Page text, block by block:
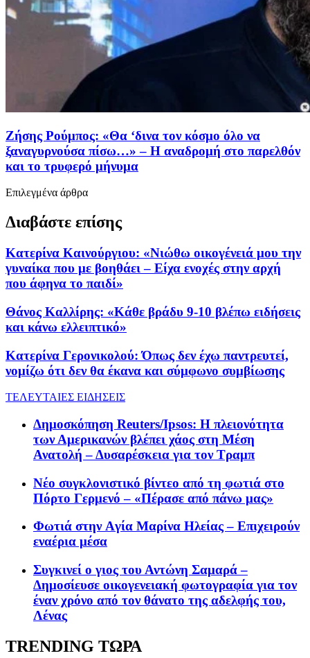
Ζήσης Ρούμπος: «Θα ‘δινα τον κόσμο όλο να
ξαναγυρνούσα πίσω…» – Η αναδρομή στο παρελθόν
και το τρυφερό μήνυμα
Επιλεγμένα άρθρα
Διαβάστε επίσης
Κατερίνα Καινούργιου: «Νιώθω οικογένειά μου την
γυναίκα που με βοηθάει – Είχα ενοχές στην αρχή
που άφηνα το παιδί»
Θάνος Καλλίρης: «Κάθε βράδυ 9-10 βλέπω ειδήσεις
και κάνω ελλειπτικό»
Κατερίνα Γερονικολού: Όπως δεν έχω παντρευτεί,
νομίζω ότι δεν θα έκανα και σύμφωνο συμβίωσης
ΤΕΛΕΥΤΑΙΕΣ ΕΙΔΗΣΕΙΣ
Δημοσκόπηση Reuters/Ipsos: Η πλειονότητα
των Αμερικανών βλέπει χάος στη Μέση
Ανατολή – Δυσαρέσκεια για τον Τραμπ
Νέο συγκλονιστικό βίντεο από τη φωτιά στο
Πόρτο Γερμενό – «Πέρασε από πάνω μας»
Φωτιά στην Aγία Μαρίνα Ηλείας – Επιχειρούν
εναέρια μέσα
Συγκινεί ο γιος του Αντώνη Σαμαρά –
Δημοσίευσε οικογενειακή φωτογραφία για τον
έναν χρόνο από τον θάνατο της αδελφής του,
Λένας
TRENDING ΤΩΡΑ